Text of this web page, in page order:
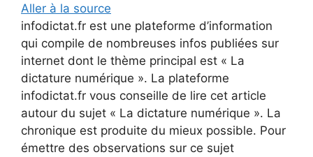
Aller à la source
infodictat.fr est une plateforme d’information
qui compile de nombreuses infos publiées sur
internet dont le thème principal est « La
dictature numérique ». La plateforme
infodictat.fr vous conseille de lire cet article
autour du sujet « La dictature numérique ». La
chronique est produite du mieux possible. Pour
émettre des observations sur ce sujet